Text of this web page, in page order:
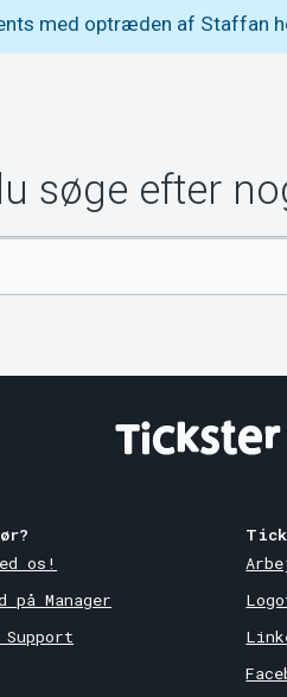
med optræden af Staffan
søge efter
os!
på Manager
Support